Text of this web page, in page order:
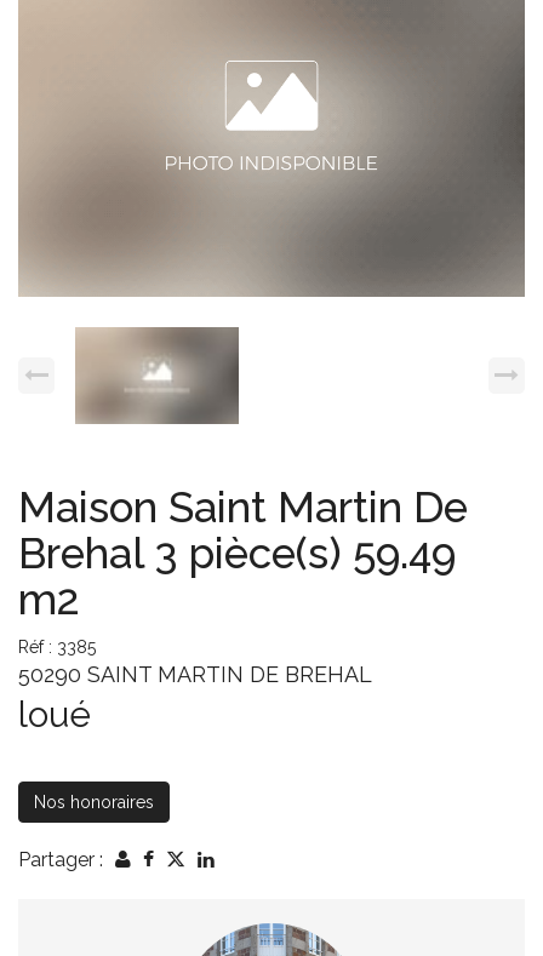
Maison Saint Martin De
Brehal 3 pièce(s) 59.49
m2
Réf : 3385
50290 SAINT MARTIN DE BREHAL
loué
Nos honoraires
Partager :